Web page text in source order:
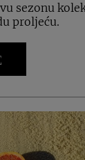
sezonu
proljeću.